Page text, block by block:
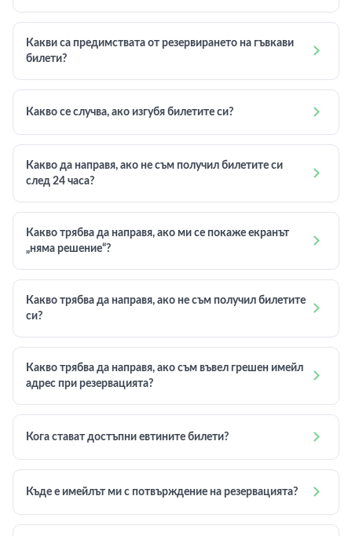
Какви са предимствата от резервирането на гъвкави
билети?

Какво се случва, ако изгубя билетите си? 
Какво да направя, ако не съм получил билетите си
след 24 часа?

Какво трябва да направя, ако ми се покаже екранът
„няма решение“?

Какво трябва да направя, ако не съм получил билетите
си?

Какво трябва да направя, ако съм въвел грешен имейл
адрес при резервацията?

Кога стават достъпни евтините билети? 
Къде е имейлът ми с потвърждение на резервацията? 